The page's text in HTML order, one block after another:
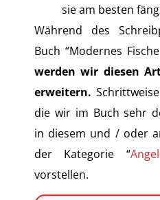
sie am besten
Während des
Buch “Modernes
werden wir diesen
erweitern.
die wir im Buch sehr
in diesem und / oder
der Kategorie “
vorstellen.